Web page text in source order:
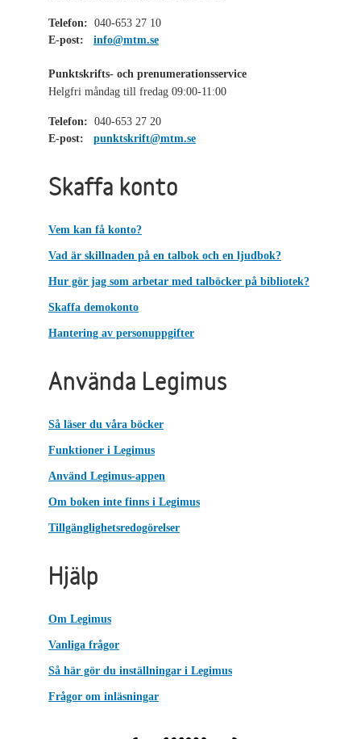
Telefon: 040-653 27 10
E-post:
info@mtm.se
Punktskrifts- och prenumerationsservice
Helgfri måndag till fredag 09:00-11:00
Telefon: 040-653 27 20
E-post:
punktskrift@mtm.se
Skaffa konto
Vem kan få konto?
Vad är skillnaden på en talbok och en ljudbok?
Hur gör jag som arbetar med talböcker på bibliotek?
Skaffa demokonto
Hantering av personuppgifter
Använda Legimus
Så läser du våra böcker
Funktioner i Legimus
Använd Legimus-appen
Om boken inte finns i Legimus
Tillgänglighetsredogörelser
Hjälp
Om Legimus
Vanliga frågor
Så här gör du inställningar i Legimus
Frågor om inläsningar